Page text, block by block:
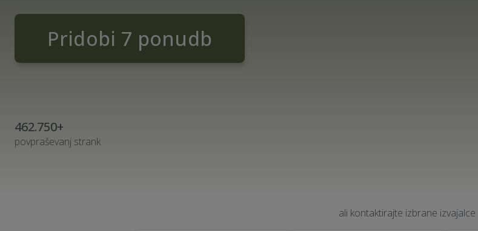
Pridobi 7 ponudb
462.750+
povpraševanj strank
ali kontaktirajte izbrane izvajalce